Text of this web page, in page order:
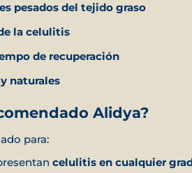
pesados del tejido graso
la celulitis
de recuperación
naturales
Alidya?
para:
celulitis en cualquier